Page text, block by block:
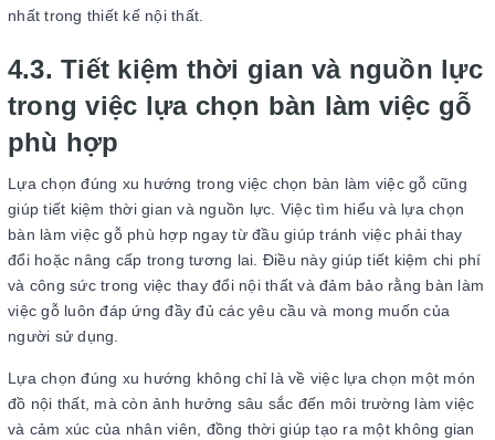
nhất trong thiết kế nội thất.
4.3. Tiết kiệm thời gian và nguồn lực
trong việc lựa chọn bàn làm việc gỗ
phù hợp
Lựa chọn đúng xu hướng trong việc chọn bàn làm việc gỗ cũng
giúp tiết kiệm thời gian và nguồn lực. Việc tìm hiểu và lựa chọn
bàn làm việc gỗ phù hợp ngay từ đầu giúp tránh việc phải thay
đổi hoặc nâng cấp trong tương lai. Điều này giúp tiết kiệm chi phí
và công sức trong việc thay đổi nội thất và đảm bảo rằng bàn làm
việc gỗ luôn đáp ứng đầy đủ các yêu cầu và mong muốn của
người sử dụng.
Lựa chọn đúng xu hướng không chỉ là về việc lựa chọn một món
đồ nội thất, mà còn ảnh hưởng sâu sắc đến môi trường làm việc
và cảm xúc của nhân viên, đồng thời giúp tạo ra một không gian